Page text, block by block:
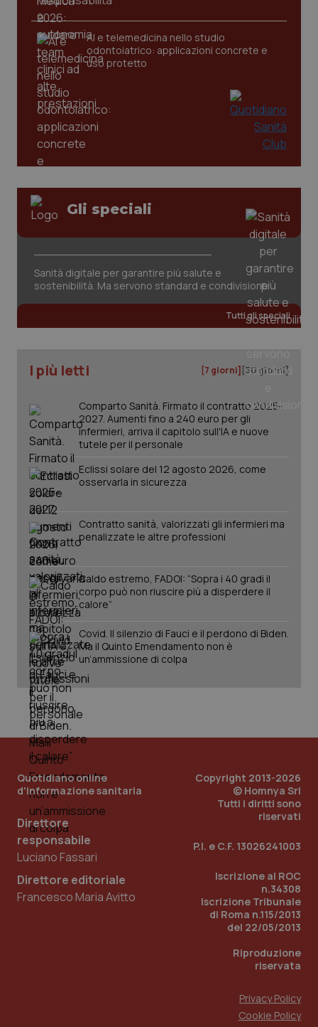
Ulcera & Reflusso
Vaccini
AI e telemedicina nello studio
odontoiatrico: applicazioni concrete e
uso protetto
Gli speciali
Sanità digitale per garantire più salute e
sostenibilità. Ma servono standard e condivisione
Tutti gli speciali
I più letti [7 giorni] [30 giorni]
Comparto Sanità. Firmato il contratto 2025-
2027. Aumenti fino a 240 euro per gli
infermieri, arriva il capitolo sull'IA e nuove
tutele per il personale
Eclissi solare del 12 agosto 2026, come
osservarla in sicurezza
Contratto sanità, valorizzati gli infermieri ma
penalizzate le altre professioni
Caldo estremo, FADOI: “Sopra i 40 gradi il
corpo può non riuscire più a disperdere il
calore”
Covid. Il silenzio di Fauci e il perdono di Biden.
Ma il Quinto Emendamento non è
un’ammissione di colpa
Quotidiano online
d'informazione sanitaria
Direttore
responsabile
Luciano Fassari
Direttore editoriale
Francesco Maria Avitto
Copyright 2013-2026
© Homnya Srl
Tutti i diritti sono
riservati
P.I. e C.F. 13026241003
Iscrizione al ROC
n.34308
Iscrizione Tribunale
di Roma n.115/2013
del 22/05/2013
Riproduzione
riservata
Privacy Policy
Cookie Policy
CookieScriptConsent
www.quotidianosanita.it
tracking-enable
tracking-sites-ironfish-
session-id
www.quotidianosanita.it
PHP.net
www.quotidianosanita.it